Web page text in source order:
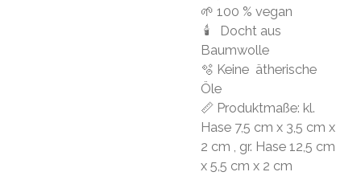
🌱 100 % vegan
🕯 Docht aus
Baumwolle
🫧 Keine ätherische
Öle
📏 Produktmaße: kl.
Hase 7,5 cm x 3,5 cm x
2 cm , gr. Hase 12,5 cm
x 5,5 cm x 2 cm